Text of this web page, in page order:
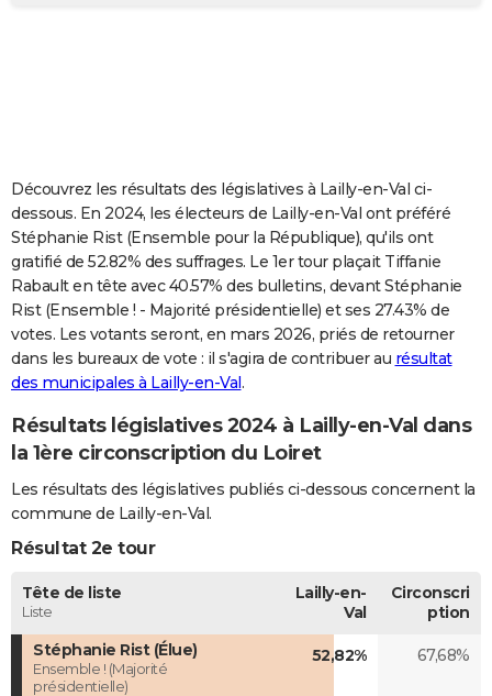
Carte de Noël
Carte Bonne année
Carte Saint-Valentin
Carte Pâques
Carte d'anniversaire
DICTIONNAIRE
Dictionnaire
Biographies
Citations
Expressions
Proverbes
PROGRAMME TV
COPAINS D'AVANT
S'inscrire
Se connecter
Lycées
Collèges
Primaires
Universités
Entreprises
Service militaire
Avis de recherche
AVIS DE DÉCÈS
FORUM
Bricolage
Lifestyle
Culture
Sport
Auto
Television
Voyage
Cinema
Découvrez les résultats des législatives à Lailly-en-Val ci-
dessous. En 2024, les électeurs de Lailly-en-Val ont préféré
Stéphanie Rist (Ensemble pour la République), qu'ils ont
gratifié de 52.82% des suffrages. Le 1er tour plaçait Tiffanie
Rabault en tête avec 40.57% des bulletins, devant Stéphanie
Rist (Ensemble ! - Majorité présidentielle) et ses 27.43% de
votes. Les votants seront, en mars 2026, priés de retourner
dans les bureaux de vote : il s'agira de contribuer au résultat
des municipales à Lailly-en-Val.
Résultats législatives 2024 à Lailly-en-Val dans
la 1ère circonscription du Loiret
Les résultats des législatives publiés ci-dessous concernent la
commune de Lailly-en-Val.
Résultat 2e tour
Tête de liste
Liste
Lailly-en-
Val
Circonscri
ption
Stéphanie Rist (Élue)
Ensemble ! (Majorité
présidentielle)
52,82% 67,68%